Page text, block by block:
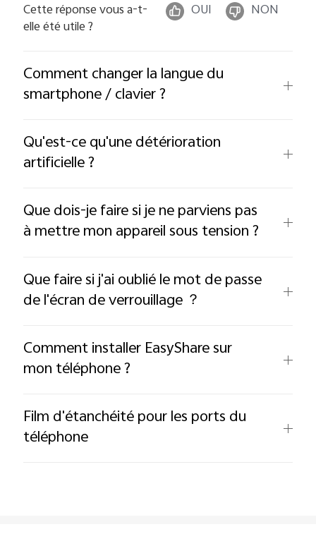
Cette réponse vous a-t-
elle été utile ?
OUI NON
Comment changer la langue du
smartphone / clavier ?
Qu'est-ce qu'une détérioration
artificielle ?
Que dois-je faire si je ne parviens pas
à mettre mon appareil sous tension ?
Que faire si j'ai oublié le mot de passe
de l'écran de verrouillage ？
Comment installer EasyShare sur
mon téléphone ?
Film d'étanchéité pour les ports du
téléphone